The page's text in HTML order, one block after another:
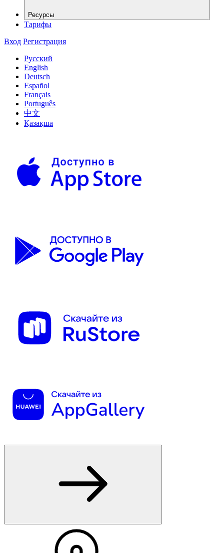
Ресурсы
Тарифы
Вход Регистрация
Русский
English
Deutsch
Español
Français
Português
中文
Қазақша